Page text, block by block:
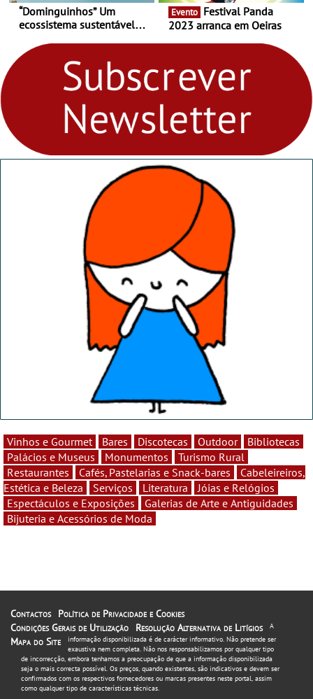
“Dominguinhos” Um
ecossistema sustentável
fores - Atelier de Educação
Ambiental nos
“Dominguinhos” de 23 de
Evento
2023 arranca em Oeiras
Vinhos e Gourmet Bares Discotecas Outdoor
Bibliotecas
Palácios e Museus
Monumentos
Turismo Rural
Restaurantes
Cafés, Pastelarias e Snack-bares
Cabeleireiros,
Estética e Beleza
Serviços Literatura
Jóias e Relógios
Espectáculos e Exposições
Galerias de Arte e Antiguidades
Bijuteria e Acessórios de Moda
Contactos
Política de Privacidade e Cookies
Condições Gerais de Utilização
Resolução Alternativa de Litígios
Mapa do Site
A
informação disponibilizada é de carácter informativo. Não pretende ser
exaustiva nem completa. Não nos responsabilizamos por qualquer tipo
de incorrecção, embora tenhamos a preocupação de que a informação disponibilizada
seja o mais correcta possível. Os preços, quando existentes, são indicativos e devem ser
confirmados com os respectivos fornecedores ou marcas presentes neste portal, assim
como qualquer tipo de características técnicas.